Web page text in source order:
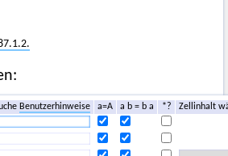
Benutzerhinweise a=A a b = b a *?
Zellinhalt